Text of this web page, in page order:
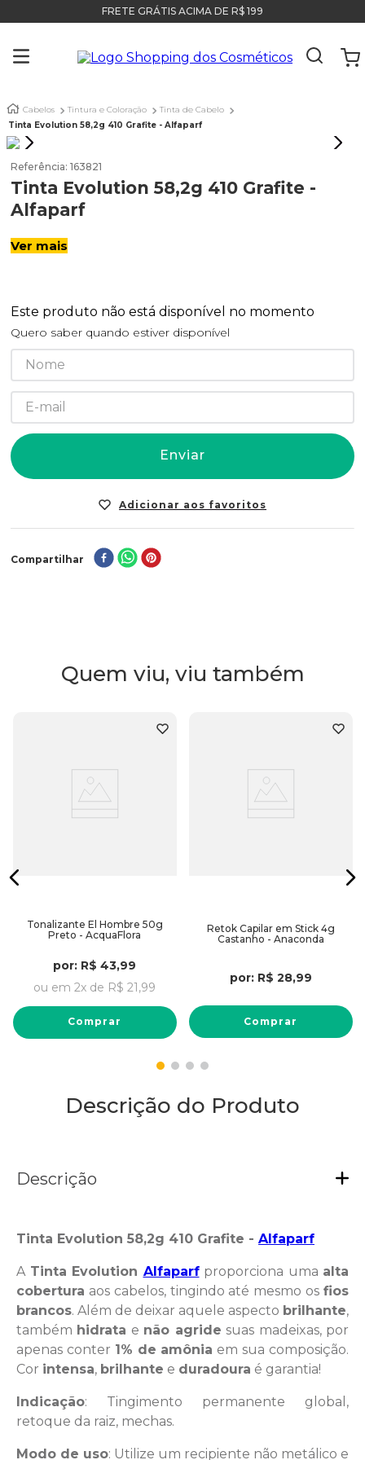
FRETE GRÁTIS ACIMA DE R$ 199
Cabelos Tintura e Coloração
Tinta de Cabelo
Tinta Evolution 58,2g 410 Grafite - Alfaparf
Referência: 163821
Tinta Evolution 58,2g 410 Grafite -
Alfaparf
Ver mais
Este produto não está disponível no momento
Quero saber quando estiver disponível
Enviar
Compartilhar
Quem viu, viu também
Tonalizante El Hombre 50g
Preto - AcquaFlora
por: R$ 43,99
ou em 2x de R$ 21,99
Comprar
Retok Capilar em Stick 4g
Castanho - Anaconda
por: R$ 28,99
Comprar
Descrição do Produto
Descrição
Tinta Evolution 58,2g 410 Grafite - Alfaparf
A Tinta Evolution Alfaparfproporciona uma alta
cobertura aos cabelos, tingindo até mesmo os fios
brancos. Além de deixar aquele aspecto brilhante,
também hidrata e não agride suas madeixas, por
apenas conter 1% de amônia em sua composição.
Cor intensa, brilhante e duradoura é garantia!
Indicação: Tingimento permanente global,
retoque da raiz, mechas.
Modo de uso: Utilize um recipiente não metálico e